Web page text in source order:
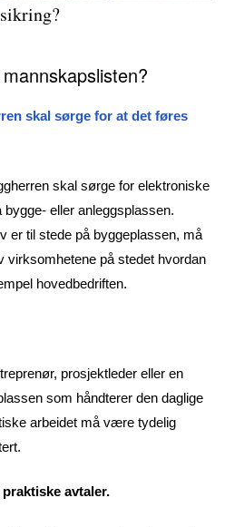
skal sørge for at det føres
skal sørge for elektroniske
eller anleggsplassen.
er til stede på byggeplassen, må
virksomhetene på stedet hvordan
hovedbedriften.
prosjektleder eller en
som håndterer den daglige
arbeidet må være tydelig
avtaler.